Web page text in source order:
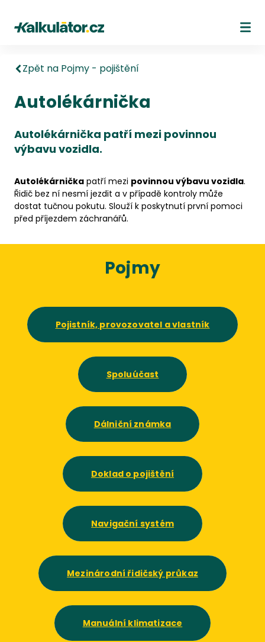
Kalkulátor.cz
Zpět na Pojmy - pojištění
Autolékárnička
Autolékárnička patří mezi povinnou
výbavu vozidla.
Autolékárnička patří mezi povinnou výbavu vozidla.
Řidič bez ní nesmí jezdit a v případě kontroly může
dostat tučnou pokutu. Slouží k poskytnutí první pomoci
před příjezdem záchranářů.
Pojmy
Pojistník, provozovatel a vlastník
Spoluúčast
Dálniční známka
Doklad o pojištění
Navigační systém
Mezinárodní řidičský průkaz
Manuální klimatizace